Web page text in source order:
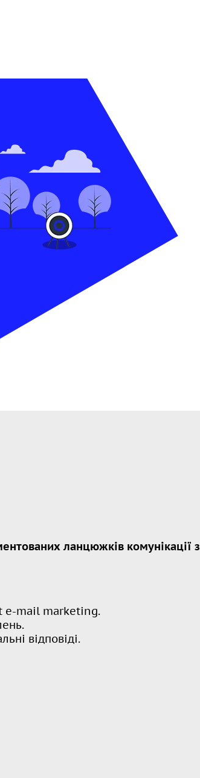
ланцюжків комунікації з
e-mail marketing.
відповіді.